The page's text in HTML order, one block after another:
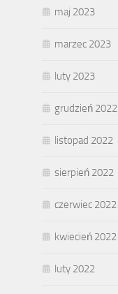
maj 2023
marzec 2023
luty 2023
grudzień 2022
listopad 2022
sierpień 2022
czerwiec 2022
kwiecień 2022
luty 2022